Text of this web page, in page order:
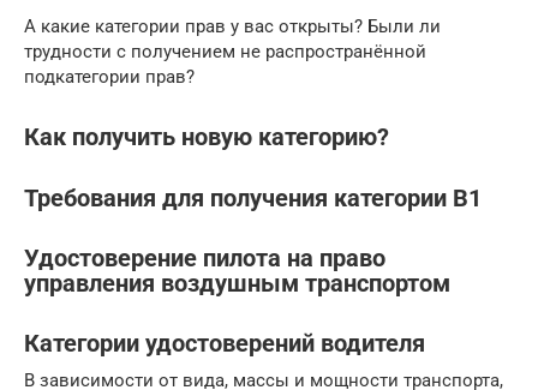
А какие категории прав у вас открыты? Были ли
трудности с получением не распространённой
подкатегории прав?
Как получить новую категорию?
Требования для получения категории В1
Удостоверение пилота на право
управления воздушным транспортом
Категории удостоверений водителя
В зависимости от вида, массы и мощности транспорта,